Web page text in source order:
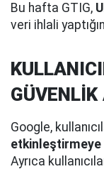
Bu hafta GTIG,
veri ihlali
Google,
etkinleştirmeye
Ayrıca